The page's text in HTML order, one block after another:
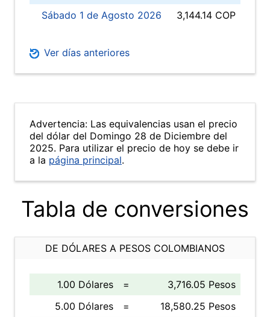
Sábado 1 de Agosto 2026 3,144.14 COP
Ver días anteriores
Advertencia: Las equivalencias usan el precio
del dólar del Domingo 28 de Diciembre del
2025. Para utilizar el precio de hoy se debe ir
a la página principal.
Tabla de conversiones
DE DÓLARES A PESOS COLOMBIANOS
1.00 Dólares =
3,716.05 Pesos
5.00 Dólares
=
18,580.25 Pesos